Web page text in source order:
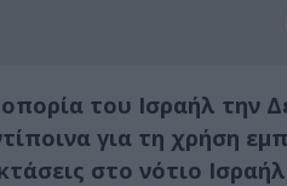
του Ισραήλ την
για τη χρήση
στο νότιο